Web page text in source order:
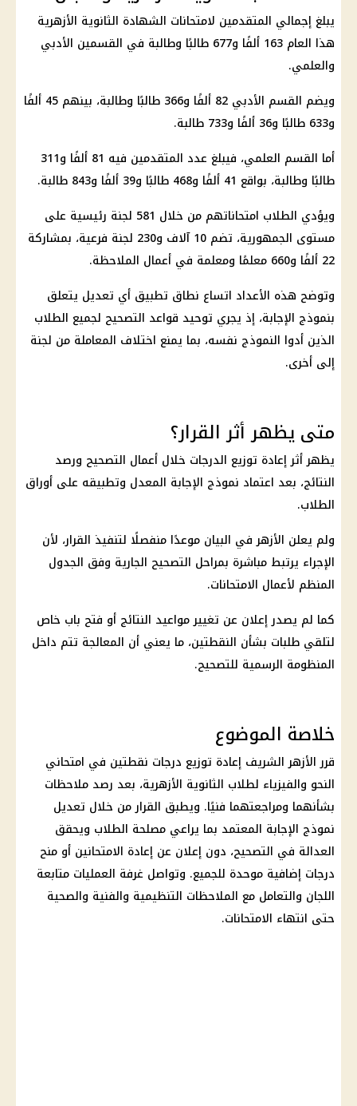
يبلغ إجمالي المتقدمين لامتحانات الشهادة الثانوية الأزهرية
هذا العام 163 ألفًا و677 طالبًا وطالبة في القسمين الأدبي
والعلمي.
ويضم القسم الأدبي 82 ألفًا و366 طالبًا وطالبة، بينهم 45 ألفًا
و633 طالبًا و36 ألفًا و733 طالبة.
أما القسم العلمي، فيبلغ عدد المتقدمين فيه 81 ألفًا و311
طالبًا وطالبة، بواقع 41 ألفًا و468 طالبًا و39 ألفًا و843 طالبة.
ويؤدي الطلاب امتحاناتهم من خلال 581 لجنة رئيسية على
مستوى الجمهورية، تضم 10 آلاف و230 لجنة فرعية، بمشاركة
22 ألفًا و660 معلمًا ومعلمة في أعمال الملاحظة.
وتوضح هذه الأعداد اتساع نطاق تطبيق أي تعديل يتعلق
بنموذج الإجابة، إذ يجري توحيد قواعد التصحيح لجميع الطلاب
الذين أدوا النموذج نفسه، بما يمنع اختلاف المعاملة من لجنة
إلى أخرى.
متى يظهر أثر القرار؟
يظهر أثر إعادة توزيع الدرجات خلال أعمال التصحيح ورصد
النتائج، بعد اعتماد نموذج الإجابة المعدل وتطبيقه على أوراق
الطلاب.
ولم يعلن الأزهر في البيان موعدًا منفصلًا لتنفيذ القرار، لأن
الإجراء يرتبط مباشرة بمراحل التصحيح الجارية وفق الجدول
المنظم لأعمال الامتحانات.
كما لم يصدر إعلان عن تغيير مواعيد النتائج أو فتح باب خاص
لتلقي طلبات بشأن النقطتين، ما يعني أن المعالجة تتم داخل
المنظومة الرسمية للتصحيح.
خلاصة الموضوع
قرر الأزهر الشريف إعادة توزيع درجات نقطتين في امتحاني
النحو والفيزياء لطلاب الثانوية الأزهرية، بعد رصد ملاحظات
بشأنهما ومراجعتهما فنيًا. ويطبق القرار من خلال تعديل
نموذج الإجابة المعتمد بما يراعي مصلحة الطلاب ويحقق
العدالة في التصحيح، دون إعلان عن إعادة الامتحانين أو منح
درجات إضافية موحدة للجميع. وتواصل غرفة العمليات متابعة
اللجان والتعامل مع الملاحظات التنظيمية والفنية والصحية
حتى انتهاء الامتحانات.